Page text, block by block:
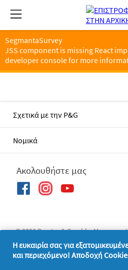
SegmantaSurvey
JSS component is missing React
developer console for more
Σχετικά με την P&G
Νομικά
Ακολουθήστε μας
© 2026 Procter & Gamble. Με την
δικαιώματος. Η χρήση και η
αυτόν τον ιστότοπο υπόκειται στους
που καθορίζονται στη νομική
Η ευκαιρία σας για
και περιεχόμενο! Αποδοχή